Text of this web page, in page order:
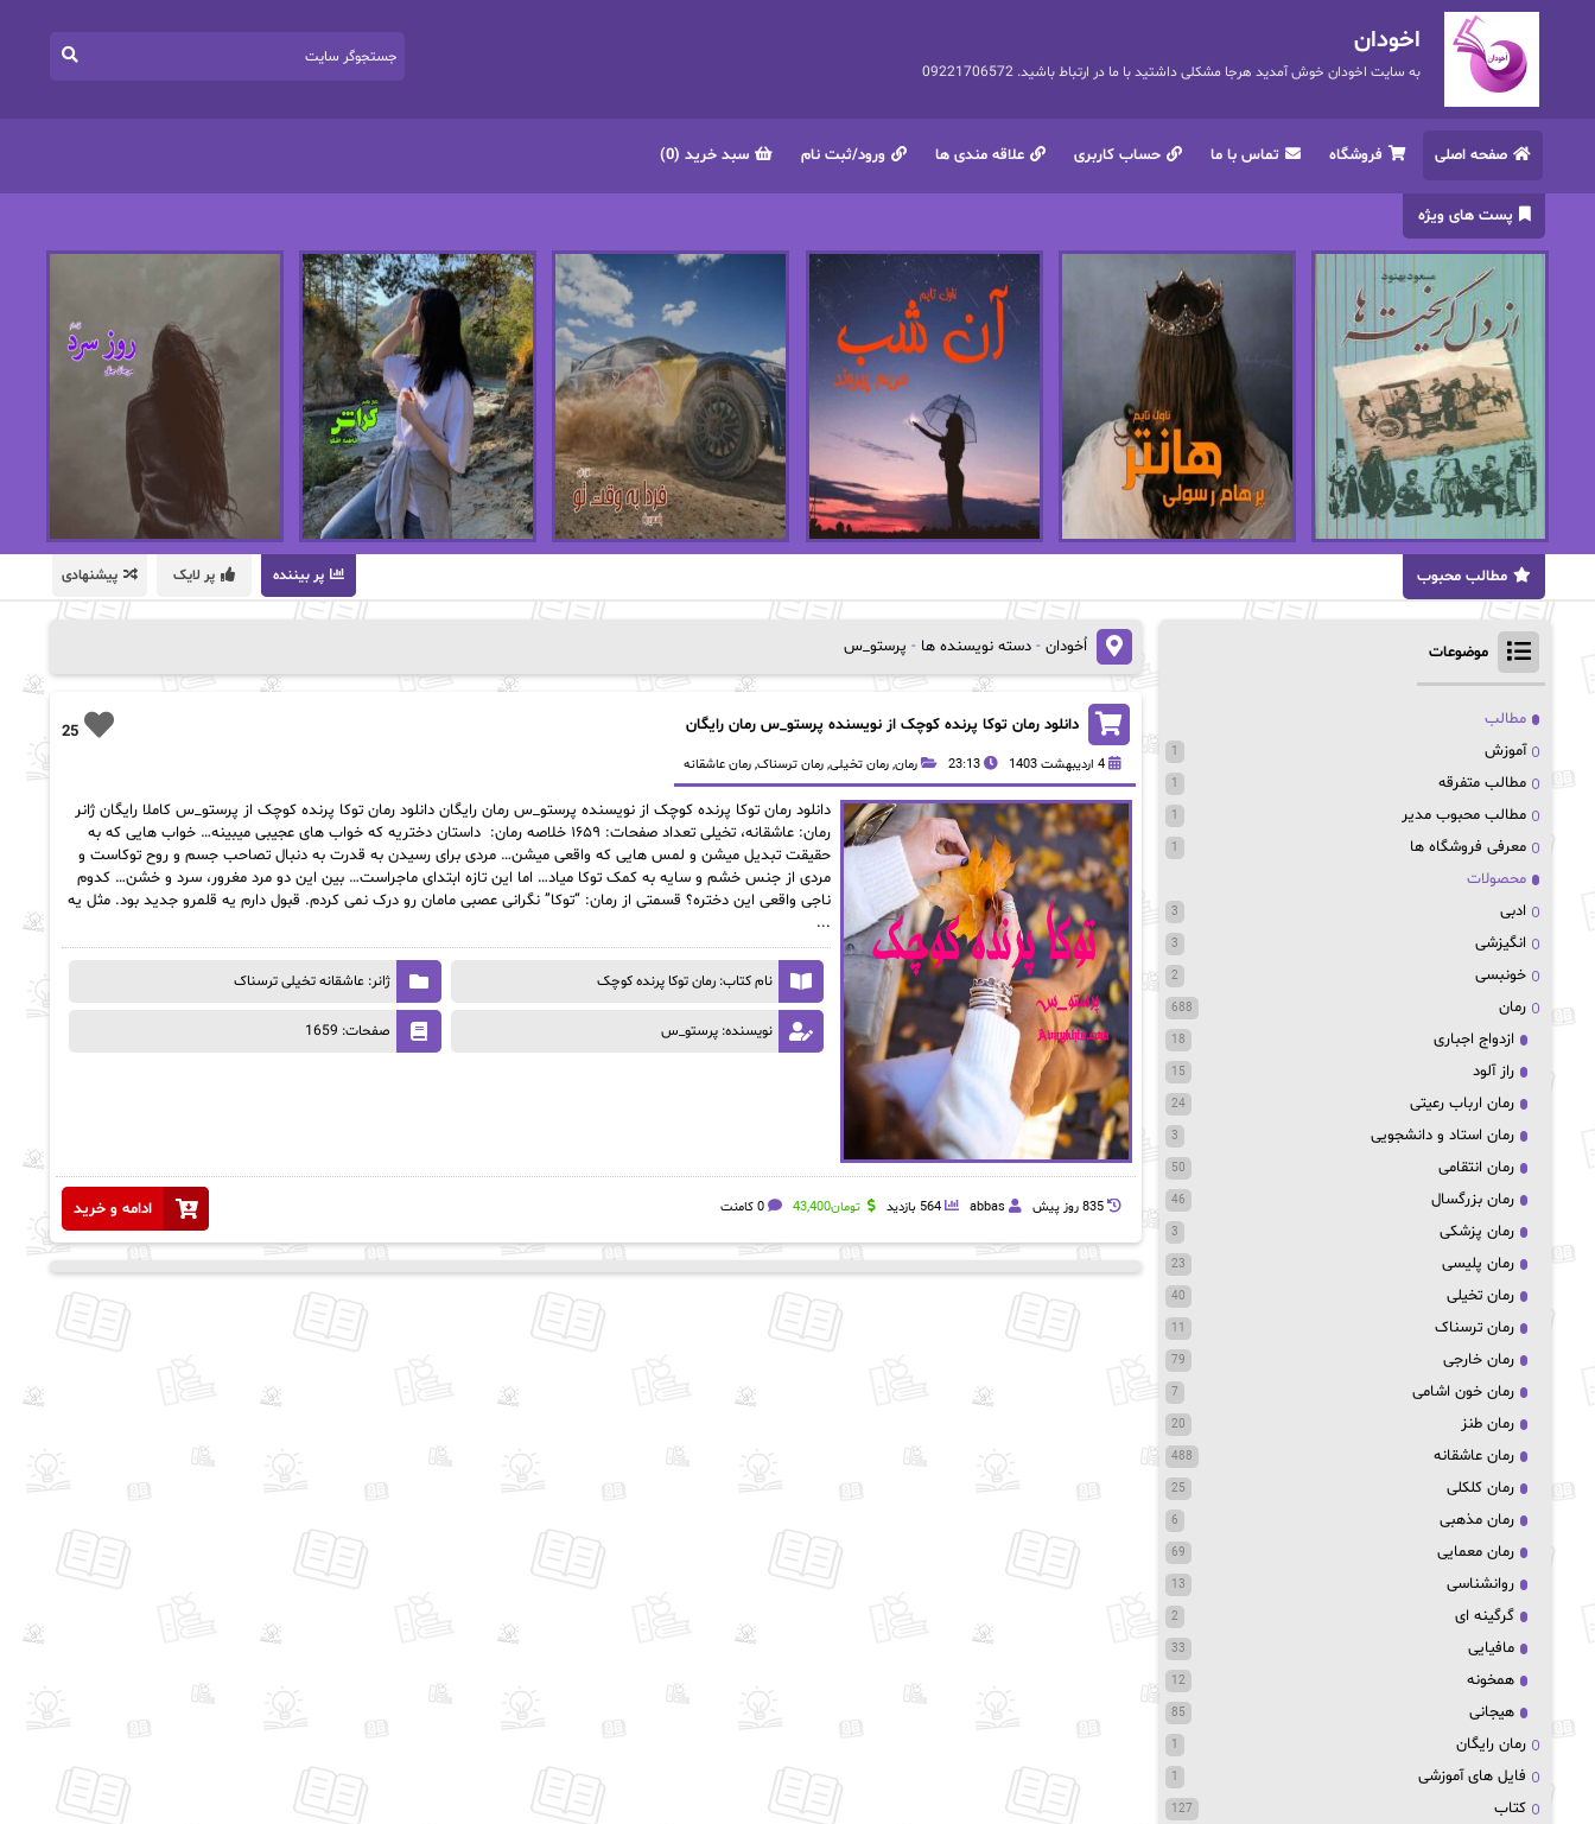
اخودان
به سایت اخودان خوش آمدید هرجا مشکلی داشتید با ما در ارتباط باشید. 09221706572
صفحه اصلی فروشگاه تماس با ما حساب کاربری علاقه مندی ها ورود/ثبت نام سبد خرید (0)
پست های ویژه
پر بیننده پر لایک پیشنهادی مطالب محبوب
اُخودان - دسته نویسنده ها - پرستو_س
25 دانلود رمان توکا پرنده کوچک از نویسنده پرستو_س رمان رایگان
4 اردیبهشت 1403 23:13 رمان, رمان تخیلی, رمان ترسناک, رمان عاشقانه
دانلود رمان توکا پرنده کوچک از نویسنده پرستو_س رمان رایگان دانلود رمان توکا پرنده کوچک از پرستو_س کاملا رایگان ژانر
رمان: عاشقانه، تخیلی تعداد صفحات: ۱۶۵۹ خلاصه رمان: داستان دختریه که خواب های عجیبی میبینه… خواب هایی که به
حقیقت تبدیل میشن و لمس هایی که واقعی میشن… مردی برای رسیدن به قدرت به دنبال تصاحب جسم و روح توکاست و
مردی از جنس خشم و سایه به کمک توکا میاد… اما این تازه ابتدای ماجراست… بین این دو مرد مغرور، سرد و خشن… کدوم
ناجی واقعی این دختره؟ قسمتی از رمان: “توکا” نگرانی عصبی مامان رو درک نمی کردم. قبول دارم یه قلمرو جدید بود. مثل یه
...
نام کتاب: رمان توکا پرنده کوچک ژانر: عاشقانه تخیلی ترسناک
نویسنده: پرستو_س صفحات: 1659
ادامه و خرید 835 روز پيش abbas 564 بازدید تومان43,400 0 کامنت
موضوعات
مطالب
آموزش
1
مطالب متفرقه 1
مطالب محبوب مدیر 1
معرفی فروشگاه ها 1
محصولات
ادبی
3
انگیزشی 3
خونبسی 2
رمان 688
ازدواج اجباری 18
راز آلود 15
رمان ارباب رعیتی 24
رمان استاد و دانشجویی 3
رمان انتقامی 50
رمان بزرگسال 46
رمان پزشکی 3
رمان پلیسی 23
رمان تخیلی 40
رمان ترسناک 11
رمان خارجی 79
رمان خون اشامی 7
رمان طنز 20
رمان عاشقانه 488
رمان کلکلی 25
رمان مذهبی 6
رمان معمایی 69
روانشناسی 13
گرگینه ای 2
مافیایی 33
همخونه 12
هیجانی 85
رمان رایگان 1
فایل های آموزشی 1
کتاب 127